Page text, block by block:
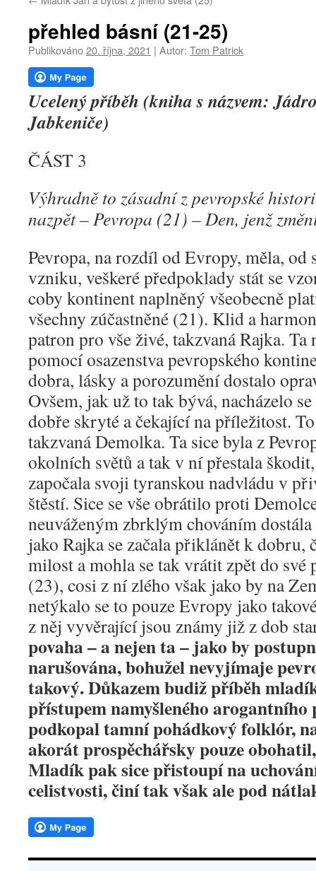
webu
přehled básní (21-25)
Publikováno20. října, 2021 | Autor: Tom Patrick
Ucelený příběh (kniha s názvem:
Jabkeniče)
ČÁST 3
Výhradně to zásadní z pevropské
nazpět – Pevropa (21) – Den, jenž
Pevropa, na rozdíl od Evropy, měla, od
vzniku, veškeré předpoklady stát se
coby kontinent naplněný všeobecně
všechny zúčastněné (21). Klid a
patron pro vše živé, takzvaná Rajka. Ta
pomocí osazenstva pevropského
dobra, lásky a porozumění dostalo
Ovšem, jak už to tak bývá, nacházelo
dobře skryté a čekající na příležitost.
takzvaná Demolka. Ta sice byla z
okolních světů a tak v ní přestala
započala svoji tyranskou nadvládu v
štěstí. Sice se vše obrátilo proti
neuváženým zbrklým chováním
jako Rajka se začala přiklánět k dobru,
milost a mohla se tak vrátit zpět do své
(23), cosi z ní zlého však jako by na
netýkalo se to pouze Evropy jako
z něj vyvěrající jsou známy již z dob
povaha – a nejen ta – jako by
narušována, bohužel nevyjímaje
takový. Důkazem budiž příběh
přístupem namyšleného arogantního
podkopal tamní pohádkový folklór,
akorát prospěchářsky pouze
Mladík pak sice přistoupí na
celistvosti, činí tak však ale pod